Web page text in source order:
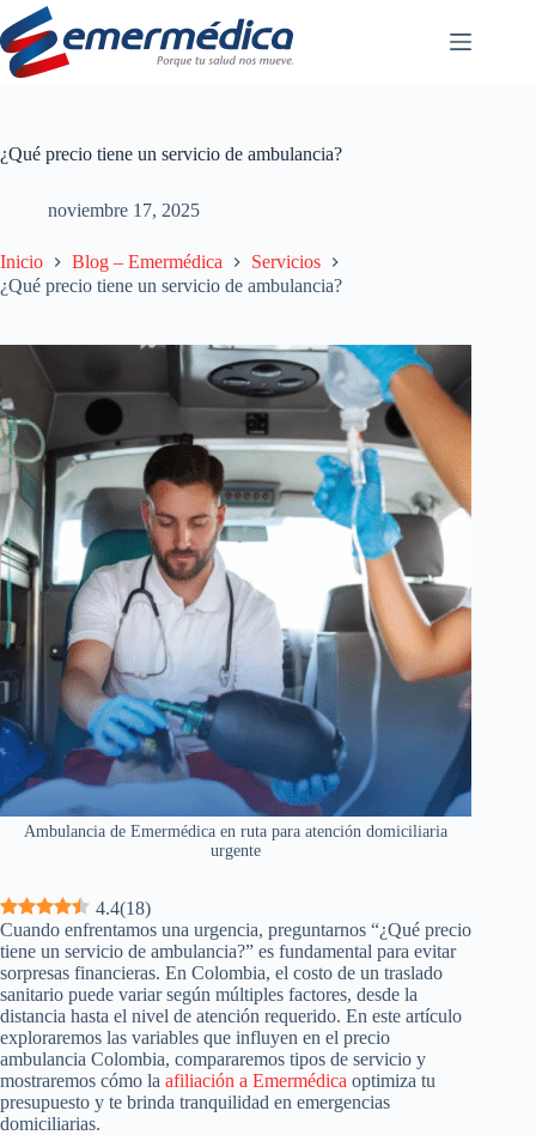
Saltar
al
contenido
¿Qué precio tiene un servicio de ambulancia?
noviembre 17, 2025
Inicio Blog – Emermédica
Servicios
¿Qué precio tiene un servicio de ambulancia?
Ambulancia de Emermédica en ruta para atención domiciliaria
urgente
4.4(18)
Cuando enfrentamos una urgencia, preguntarnos “¿Qué precio
tiene un servicio de ambulancia?” es fundamental para evitar
sorpresas financieras. En Colombia, el costo de un traslado
sanitario puede variar según múltiples factores, desde la
distancia hasta el nivel de atención requerido. En este artículo
exploraremos las variables que influyen en el precio
ambulancia Colombia, compararemos tipos de servicio y
mostraremos cómo la afiliación a Emermédica optimiza tu
presupuesto y te brinda tranquilidad en emergencias
domiciliarias.